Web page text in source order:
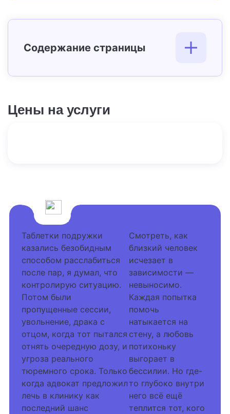
Содержание страницы
Цены на услуги
Таблетки подружки
казались безобидным
способом расслабиться
после пар, я думал, что
контролирую ситуацию.
Потом были
пропущенные сессии,
увольнение, драка с
отцом, когда тот пытался
отнять очередную дозу, и
угроза реального
тюремного срока. Только
когда адвокат предложил
лечь в клинику как
последний шанс
Смотреть, как
близкий человек
исчезает в
зависимости —
невыносимо.
Каждая попытка
помочь
натыкается на
стену, а любовь
потихоньку
выгорает в
бессилии. Но где-
то глубоко внутри
него всё ещё
теплится тот, кого